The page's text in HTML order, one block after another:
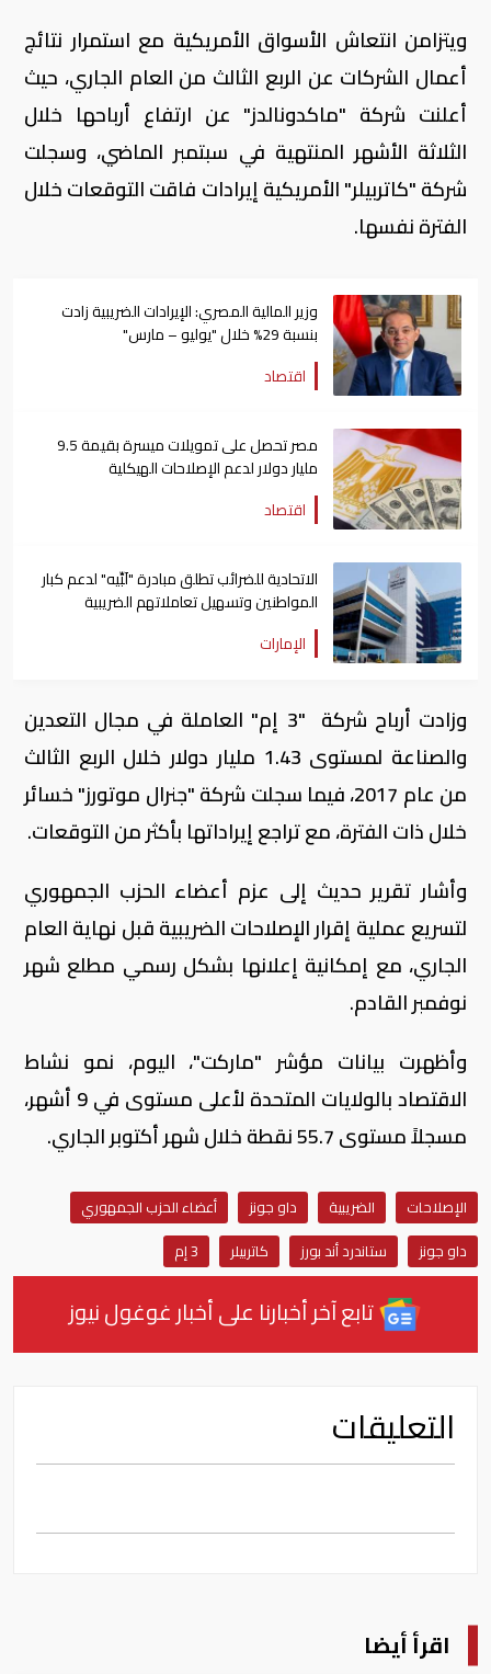
ويتزامن انتعاش الأسواق الأمريكية مع استمرار نتائج
أعمال الشركات عن الربع الثالث من العام الجاري، حيث
أعلنت شركة "ماكدونالدز" عن ارتفاع أرباحها خلال
الثلاثة الأشهر المنتهية في سبتمبر الماضي، وسجلت
شركة "كاتربيلر" الأمريكية إيرادات فاقت التوقعات خلال
الفترة نفسها.
وزير المالية المصري: الإيرادات الضريبية زادت
بنسبة 29% خلال "يوليو – مارس"
اقتصاد
مصر تحصل على تمويلات ميسرة بقيمة 9.5
مليار دولار لدعم الإصلاحات الهيكلية
اقتصاد
الاتحادية للضرائب تطلق مبادرة "لَبِّيه" لدعم كبار
المواطنين وتسهيل تعاملاتهم الضريبية
الإمارات
وزادت أرباح شركة "3 إم" العاملة في مجال التعدين
والصناعة لمستوى 1.43 مليار دولار خلال الربع الثالث
من عام 2017، فيما سجلت شركة "جنرال موتورز" خسائر
خلال ذات الفترة، مع تراجع إيراداتها بأكثر من التوقعات.
وأشار تقرير حديث إلى عزم أعضاء الحزب الجمهوري
لتسريع عملية إقرار الإصلاحات الضريبية قبل نهاية العام
الجاري، مع إمكانية إعلانها بشكل رسمي مطلع شهر
نوفمبر القادم.
وأظهرت بيانات مؤشر "ماركت"، اليوم، نمو نشاط
الاقتصاد بالولايات المتحدة لأعلى مستوى في 9 أشهر،
مسجلاً مستوى 55.7 نقطة خلال شهر أكتوبر الجاري.
الإصلاحات الضريبية داو جونز
أعضاء الحزب الجمهوري
داو جونز
ستاندرد أند بورز كاتربيلر 3 إم
تابع آخر أخبارنا على أخبار غوغول نيوز
التعليقات
اقرأ أيضا